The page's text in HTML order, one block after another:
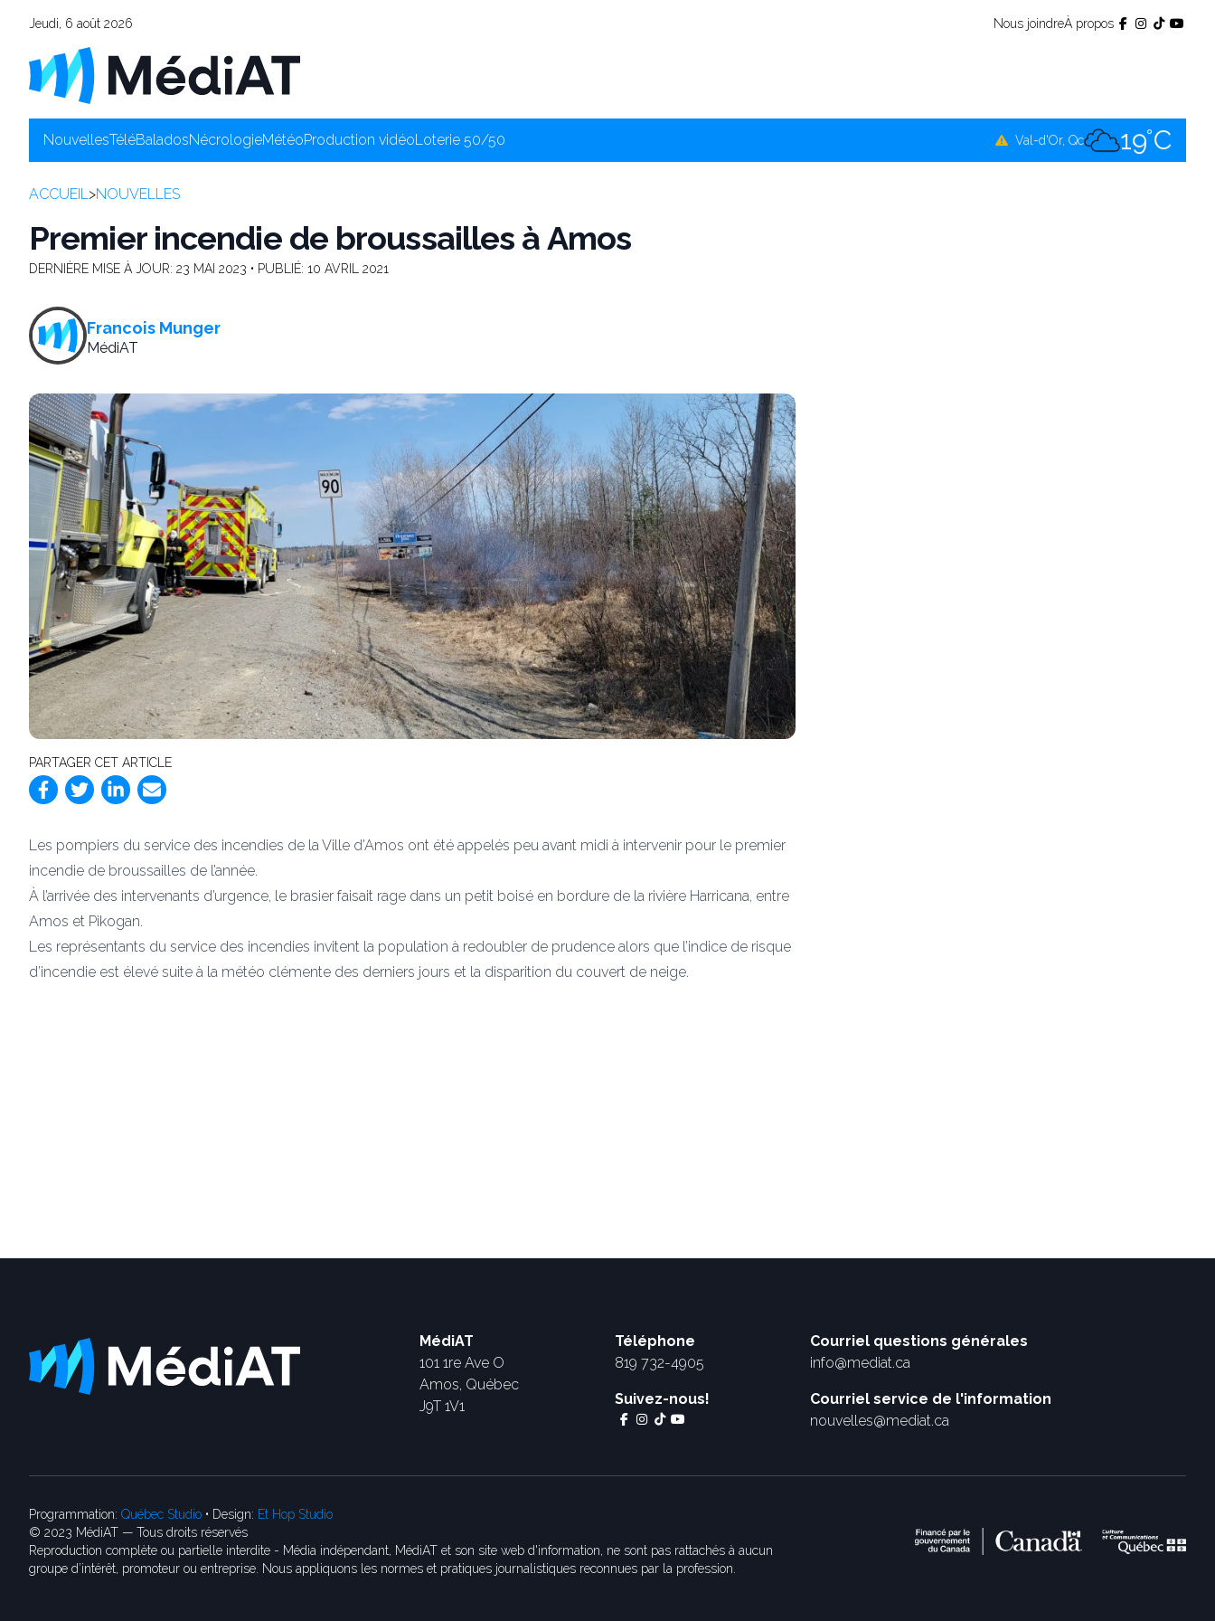
Jeudi, 6 août 2026 Nous joindreÀ propos
NouvellesTéléBaladosNécrologieMétéoProduction vidéoLoterie 50/50 Val-d'Or, Qc 19°C
ACCUEIL>NOUVELLES
Premier incendie de broussailles à Amos
DERNIÈRE MISE À JOUR: 23 MAI 2023 • PUBLIÉ: 10 AVRIL 2021
Francois Munger
MédiAT
PARTAGER CET ARTICLE
Les pompiers du service des incendies de la Ville d’Amos ont été appelés peu avant midi à intervenir pour le premier
incendie de broussailles de l’année.
À l’arrivée des intervenants d’urgence, le brasier faisait rage dans un petit boisé en bordure de la rivière Harricana, entre
Amos et Pikogan.
Les représentants du service des incendies invitent la population à redoubler de prudence alors que l’indice de risque
d’incendie est élevé suite à la météo clémente des derniers jours et la disparition du couvert de neige.
MédiAT
101 1re Ave O
Amos, Québec
J9T 1V1
Téléphone
819 732-4905
Suivez-nous!
Courriel questions générales
info@mediat.ca
Courriel service de l'information
nouvelles@mediat.ca
Programmation: Québec Studio • Design: Et Hop Studio
© 2023 MédiAT — Tous droits réservés
Reproduction complète ou partielle interdite - Média indépendant, MédiAT et son site web d'information, ne sont pas rattachés à aucun
groupe d’intérêt, promoteur ou entreprise. Nous appliquons les normes et pratiques journalistiques reconnues par la profession.